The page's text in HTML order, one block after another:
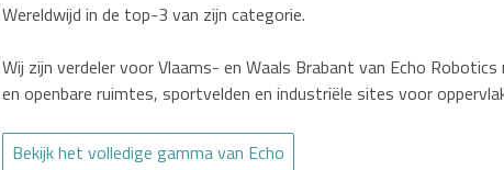
Wereldwijd in de top-3 van zijn categorie.
Wij zijn verdeler voor Vlaams- en Waals Brabant van Echo
en openbare ruimtes, sportvelden en industriële sites voor
Bekijk het volledige gamma van Echo